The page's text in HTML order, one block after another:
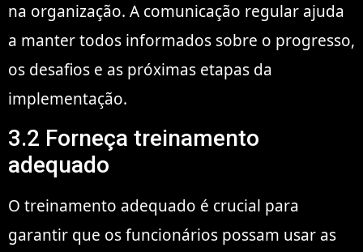
na organização. A comunicação regular ajuda
a manter todos informados sobre o progresso,
os desafios e as próximas etapas da
implementação.
3.2 Forneça treinamento
adequado
O treinamento adequado é crucial para
garantir que os funcionários possam usar as